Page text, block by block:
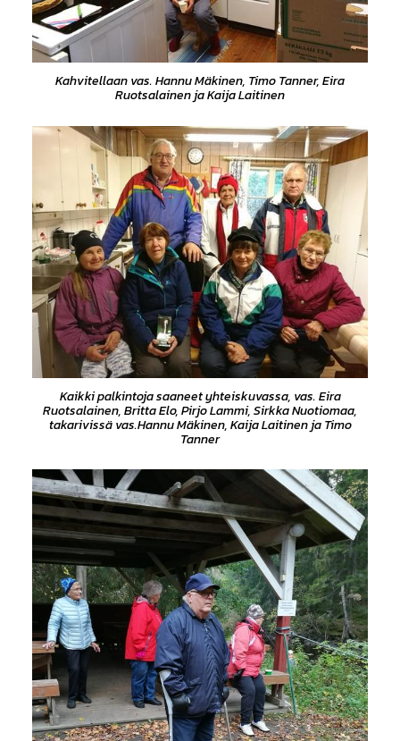
Kahvitellaan vas. Hannu Mäkinen, Timo Tanner, Eira
Ruotsalainen ja Kaija Laitinen
Kaikki palkintoja saaneet yhteiskuvassa, vas. Eira
Ruotsalainen, Britta Elo, Pirjo Lammi, Sirkka Nuotiomaa,
takarivissä vas.Hannu Mäkinen, Kaija Laitinen ja Timo
Tanner